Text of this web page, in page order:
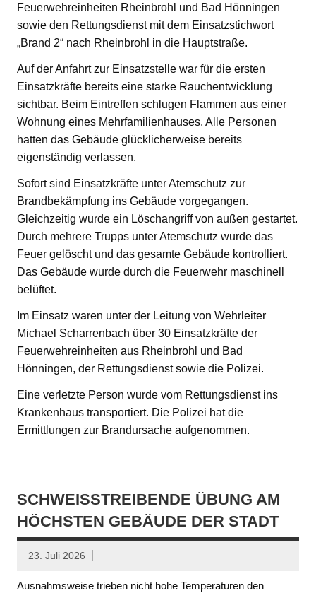
Feuerwehreinheiten Rheinbrohl und Bad Hönningen
sowie den Rettungsdienst mit dem Einsatzstichwort
„Brand 2“ nach Rheinbrohl in die Hauptstraße.
Auf der Anfahrt zur Einsatzstelle war für die ersten
Einsatzkräfte bereits eine starke Rauchentwicklung
sichtbar. Beim Eintreffen schlugen Flammen aus einer
Wohnung eines Mehrfamilienhauses. Alle Personen
hatten das Gebäude glücklicherweise bereits
eigenständig verlassen.
Sofort sind Einsatzkräfte unter Atemschutz zur
Brandbekämpfung ins Gebäude vorgegangen.
Gleichzeitig wurde ein Löschangriff von außen gestartet.
Durch mehrere Trupps unter Atemschutz wurde das
Feuer gelöscht und das gesamte Gebäude kontrolliert.
Das Gebäude wurde durch die Feuerwehr maschinell
belüftet.
Im Einsatz waren unter der Leitung von Wehrleiter
Michael Scharrenbach über 30 Einsatzkräfte der
Feuerwehreinheiten aus Rheinbrohl und Bad
Hönningen, der Rettungsdienst sowie die Polizei.
Eine verletzte Person wurde vom Rettungsdienst ins
Krankenhaus transportiert. Die Polizei hat die
Ermittlungen zur Brandursache aufgenommen.
SCHWEISSTREIBENDE ÜBUNG AM H
ÖCHSTEN GEBÄUDE DER STADT
23. Juli 2026
Ausnahmsweise trieben nicht hohe Temperaturen den